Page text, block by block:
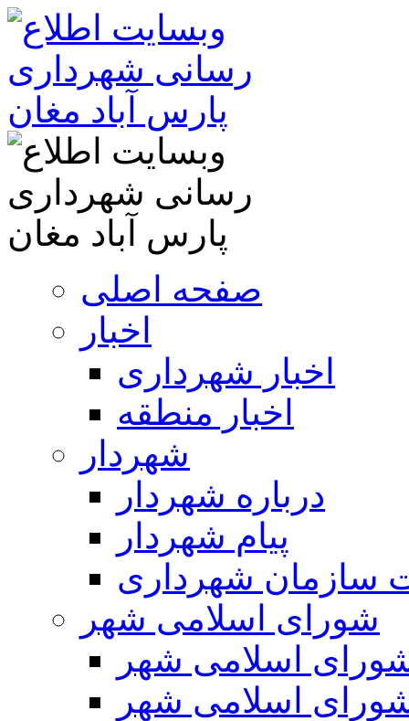
صفحه اصلی
اخبار
اخبار شهرداری
اخبار منطقه
شهردار
درباره شهردار
پیام شهردار
سازمان شهرداری
شورای اسلامی شهر
اسلامی شهر
اسلامی شهر